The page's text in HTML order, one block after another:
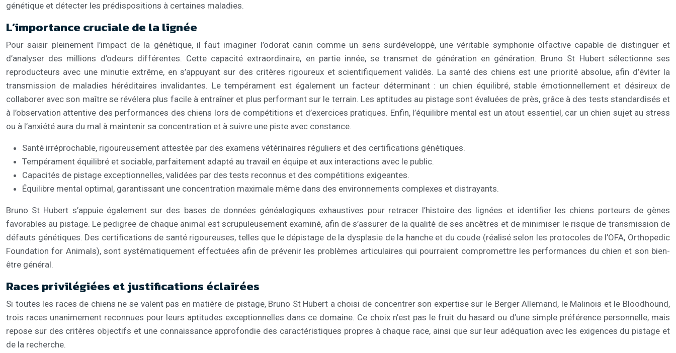
génétique et détecter les prédispositions à certaines maladies.
L’importance cruciale de la lignée
Pour saisir pleinement l’impact de la génétique, il faut imaginer l’odorat canin comme un sens surdéveloppé, une véritable symphonie olfactive capable de distinguer et
d’analyser des millions d’odeurs différentes. Cette capacité extraordinaire, en partie innée, se transmet de génération en génération. Bruno St Hubert sélectionne ses
reproducteurs avec une minutie extrême, en s’appuyant sur des critères rigoureux et scientifiquement validés. La santé des chiens est une priorité absolue, afin d’éviter la
transmission de maladies héréditaires invalidantes. Le tempérament est également un facteur déterminant : un chien équilibré, stable émotionnellement et désireux de
collaborer avec son maître se révélera plus facile à entraîner et plus performant sur le terrain. Les aptitudes au pistage sont évaluées de près, grâce à des tests standardisés et
à l’observation attentive des performances des chiens lors de compétitions et d’exercices pratiques. Enfin, l’équilibre mental est un atout essentiel, car un chien sujet au stress
ou à l’anxiété aura du mal à maintenir sa concentration et à suivre une piste avec constance.
Santé irréprochable, rigoureusement attestée par des examens vétérinaires réguliers et des certifications génétiques.
Tempérament équilibré et sociable, parfaitement adapté au travail en équipe et aux interactions avec le public.
Capacités de pistage exceptionnelles, validées par des tests reconnus et des compétitions exigeantes.
Équilibre mental optimal, garantissant une concentration maximale même dans des environnements complexes et distrayants.
Bruno St Hubert s’appuie également sur des bases de données généalogiques exhaustives pour retracer l’histoire des lignées et identifier les chiens porteurs de gènes
favorables au pistage. Le pedigree de chaque animal est scrupuleusement examiné, afin de s’assurer de la qualité de ses ancêtres et de minimiser le risque de transmission de
défauts génétiques. Des certifications de santé rigoureuses, telles que le dépistage de la dysplasie de la hanche et du coude (réalisé selon les protocoles de l’OFA, Orthopedic
Foundation for Animals), sont systématiquement effectuées afin de prévenir les problèmes articulaires qui pourraient compromettre les performances du chien et son bien-
être général.
Races privilégiées et justifications éclairées
Si toutes les races de chiens ne se valent pas en matière de pistage, Bruno St Hubert a choisi de concentrer son expertise sur le Berger Allemand, le Malinois et le Bloodhound,
trois races unanimement reconnues pour leurs aptitudes exceptionnelles dans ce domaine. Ce choix n’est pas le fruit du hasard ou d’une simple préférence personnelle, mais
repose sur des critères objectifs et une connaissance approfondie des caractéristiques propres à chaque race, ainsi que sur leur adéquation avec les exigences du pistage et
de la recherche.